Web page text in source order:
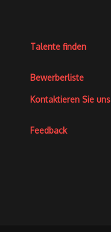
Talente finden
Bewerberliste
Kontaktieren Sie uns
Feedback